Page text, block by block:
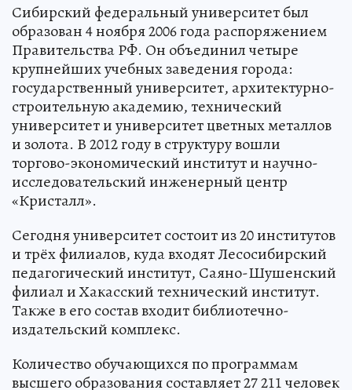
Сибирский федеральный университет был
образован 4 ноября 2006 года распоряжением
Правительства РФ. Он объединил четыре
крупнейших учебных заведения города:
государственный университет, архитектурно-
строительную академию, технический
университет и университет цветных металлов
и золота. В 2012 году в структуру вошли
торгово-экономический институт и научно-
исследовательский инженерный центр
«Кристалл».
Сегодня университет состоит из 20 институтов
и трёх филиалов, куда входят Лесосибирский
педагогический институт, Саяно-Шушенский
филиал и Хакасский технический институт.
Также в его состав входит библиотечно-
издательский комплекс.
Количество обучающихся по программам
высшего образования составляет 27 211 человек